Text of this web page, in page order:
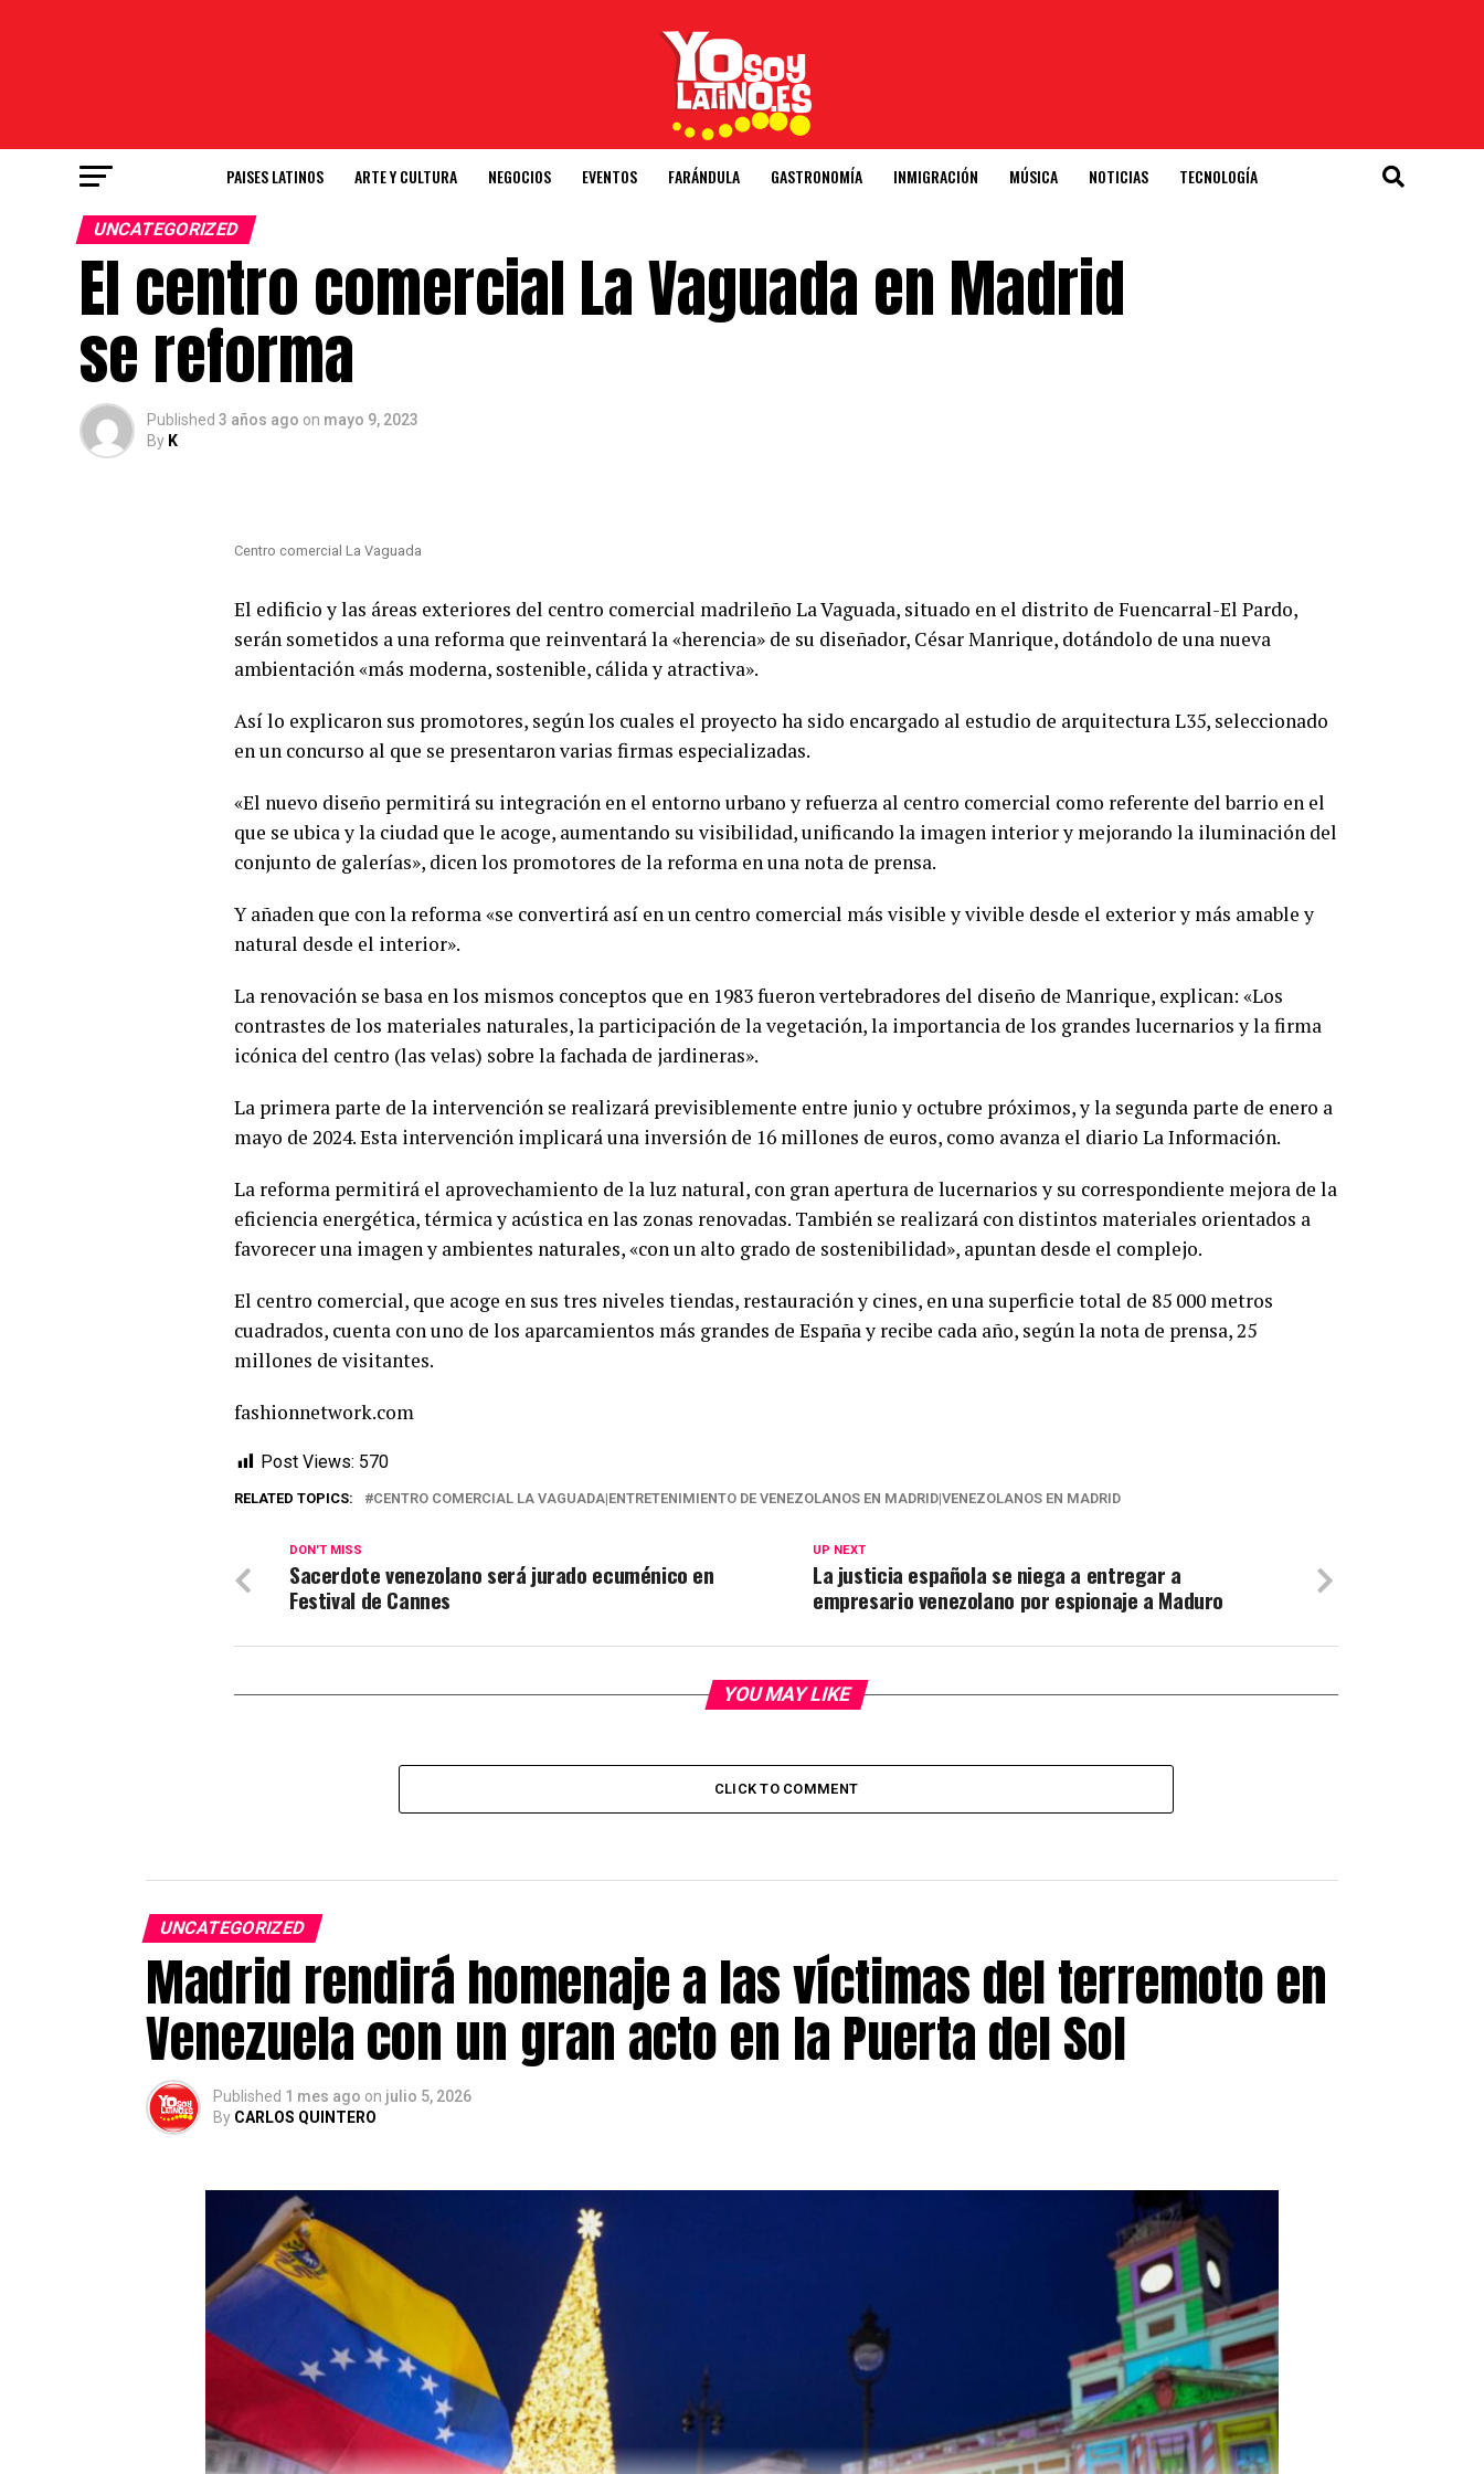
PAISES LATINOS ARTE Y CULTURA NEGOCIOS EVENTOS FARÁNDULA GASTRONOMÍA INMIGRACIÓN MÚSICA NOTICIAS TECNOLOGÍA
UNCATEGORIZED
El centro comercial La Vaguada en Madrid
se reforma
Published 3 años ago on mayo 9, 2023
By K
Centro comercial La Vaguada
El edificio y las áreas exteriores del centro comercial madrileño La Vaguada, situado en el distrito de Fuencarral-El Pardo,
serán sometidos a una reforma que reinventará la «herencia» de su diseñador, César Manrique, dotándolo de una nueva
ambientación «más moderna, sostenible, cálida y atractiva».
Así lo explicaron sus promotores, según los cuales el proyecto ha sido encargado al estudio de arquitectura L35, seleccionado
en un concurso al que se presentaron varias firmas especializadas.
«El nuevo diseño permitirá su integración en el entorno urbano y refuerza al centro comercial como referente del barrio en el
que se ubica y la ciudad que le acoge, aumentando su visibilidad, unificando la imagen interior y mejorando la iluminación del
conjunto de galerías», dicen los promotores de la reforma en una nota de prensa.
Y añaden que con la reforma «se convertirá así en un centro comercial más visible y vivible desde el exterior y más amable y
natural desde el interior».
La renovación se basa en los mismos conceptos que en 1983 fueron vertebradores del diseño de Manrique, explican: «Los
contrastes de los materiales naturales, la participación de la vegetación, la importancia de los grandes lucernarios y la firma
icónica del centro (las velas) sobre la fachada de jardineras».
La primera parte de la intervención se realizará previsiblemente entre junio y octubre próximos, y la segunda parte de enero a
mayo de 2024. Esta intervención implicará una inversión de 16 millones de euros, como avanza el diario La Información.
La reforma permitirá el aprovechamiento de la luz natural, con gran apertura de lucernarios y su correspondiente mejora de la
eficiencia energética, térmica y acústica en las zonas renovadas. También se realizará con distintos materiales orientados a
favorecer una imagen y ambientes naturales, «con un alto grado de sostenibilidad», apuntan desde el complejo.
El centro comercial, que acoge en sus tres niveles tiendas, restauración y cines, en una superficie total de 85 000 metros
cuadrados, cuenta con uno de los aparcamientos más grandes de España y recibe cada año, según la nota de prensa, 25
millones de visitantes.
fashionnetwork.com
Post Views: 570
RELATED TOPICS: CENTRO COMERCIAL LA VAGUADA|ENTRETENIMIENTO DE VENEZOLANOS EN MADRID|VENEZOLANOS EN MADRID
UP NEXT
La justicia española se niega a entregar a
empresario venezolano por espionaje a Maduro
DON'T MISS
Sacerdote venezolano será jurado ecuménico en
Festival de Cannes
YOU MAY LIKE
CLICK TO COMMENT
UNCATEGORIZED
Madrid rendirá homenaje a las víctimas del terremoto en
Venezuela con un gran acto en la Puerta del Sol
Published 1 mes ago on julio 5, 2026
By CARLOS QUINTERO